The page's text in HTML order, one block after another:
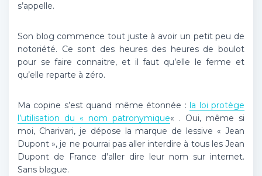
s’appelle.
Son blog commence tout juste à avoir un petit peu de
notoriété. Ce sont des heures des heures de boulot
pour se faire connaitre, et il faut qu’elle le ferme et
qu’elle reparte à zéro.
Ma copine s’est quand même étonnée : la loi protège
l’utilisation du « nom patronymique« . Oui, même si
moi, Charivari, je dépose la marque de lessive « Jean
Dupont », je ne pourrai pas aller interdire à tous les Jean
Dupont de France d’aller dire leur nom sur internet.
Sans blague.